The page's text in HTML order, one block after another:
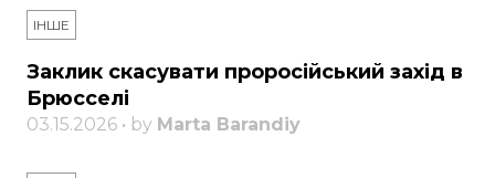
ІНШЕ
Заклик скасувати проросійський захід в
Брюсселі
03.15.2026 • by Marta Barandiy